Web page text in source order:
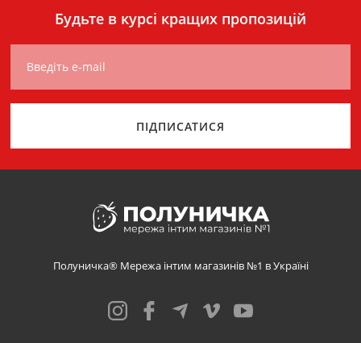
Будьте в курсі кращих пропозицій
Введіть e-mail
ПІДПИСАТИСЯ
Полуничка® Мережа інтим магазинів №1 в Україні